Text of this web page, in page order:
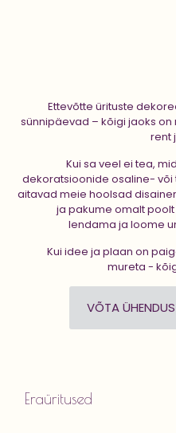
Ettevõtte ürituste
sünnipäevad – kõigi jaoks
rent
Kui sa veel ei tea,
dekoratsioonide osaline- või
aitavad meie hoolsad
ja pakume omalt
lendama ja loome
Kui idee ja plaan on
mureta -
VÕTA
Eraüritused